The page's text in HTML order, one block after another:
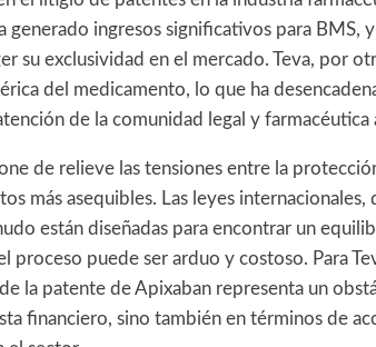
generado ingresos significativos para BMS,
su exclusividad en el mercado. Teva, por
del medicamento, lo que ha
de la comunidad legal y farmacéutica
de relieve las tensiones entre la
más asequibles. Las leyes
están diseñadas para encontrar un
proceso puede ser arduo y costoso. Para
la patente de Apixaban representa un
financiero, sino también en términos de